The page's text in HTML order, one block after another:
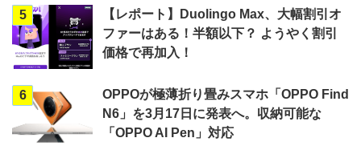
5
【レポート】Duolingo Max、大幅割引オ
ファーはある！半額以下？ ようやく割引
価格で再加入！
6
OPPOが極薄折り畳みスマホ「OPPO Find
N6」を3月17日に発表へ。収納可能な
「OPPO AI Pen」対応